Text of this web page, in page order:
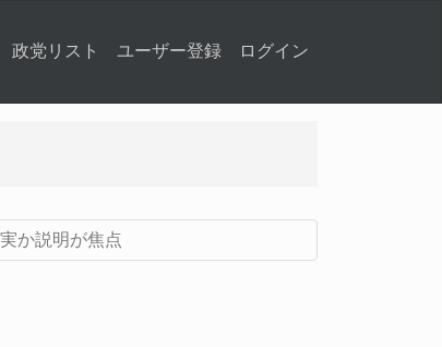
政党リスト ユーザー登録 ログイン
か説明が焦点